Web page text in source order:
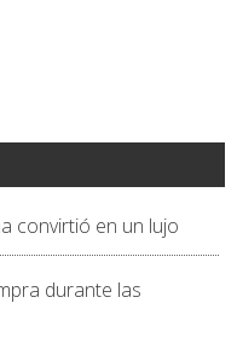
convirtió en un lujo
durante las